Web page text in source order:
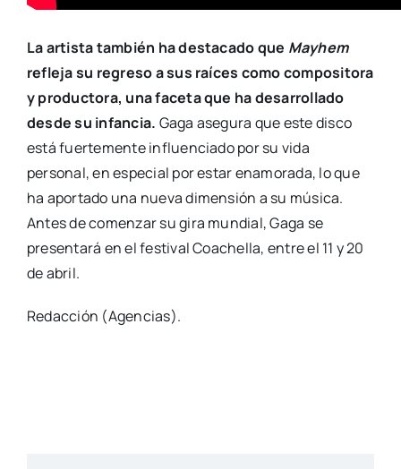
La artista también ha destacado que Mayhem
refleja su regreso a sus raíces como compositora
y productora, una faceta que ha desarrollado
desde su infancia. Gaga asegura que este disco
está fuertemente influenciado por su vida
personal, en especial por estar enamorada, lo que
ha aportado una nueva dimensión a su música.
Antes de comenzar su gira mundial, Gaga se
presentará en el festival Coachella, entre el 11 y 20
de abril.
Redacción (Agencias).